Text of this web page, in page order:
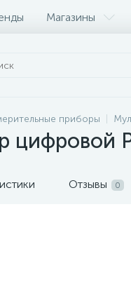
Магазины
приборы
цифровой
Отзывы 0